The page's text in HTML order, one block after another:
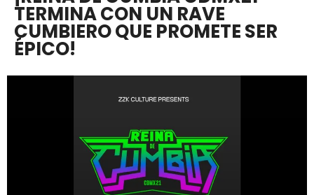
TERMINA CON UN RAVE
CUMBIERO QUE PROMETE SER
ÉPICO!